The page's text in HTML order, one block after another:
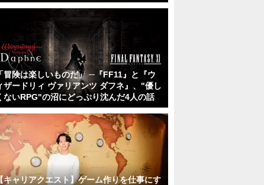
「冒険は楽しいものだ」 ─『FF11』と『ウ
ザードリィ ヴァリアンツ ダフネ』、"優し
ないRPG"の沼にどっぷり沈んだ4人の話
キャリアクエスト】ゲーム作りを仕事にす